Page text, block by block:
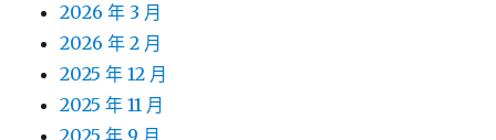
2026 年 3 月
2026 年 2 月
2025 年 12 月
2025 年 11 月